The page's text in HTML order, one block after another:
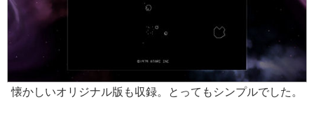
懐かしいオリジナル版も収録。とってもシンプルでした。